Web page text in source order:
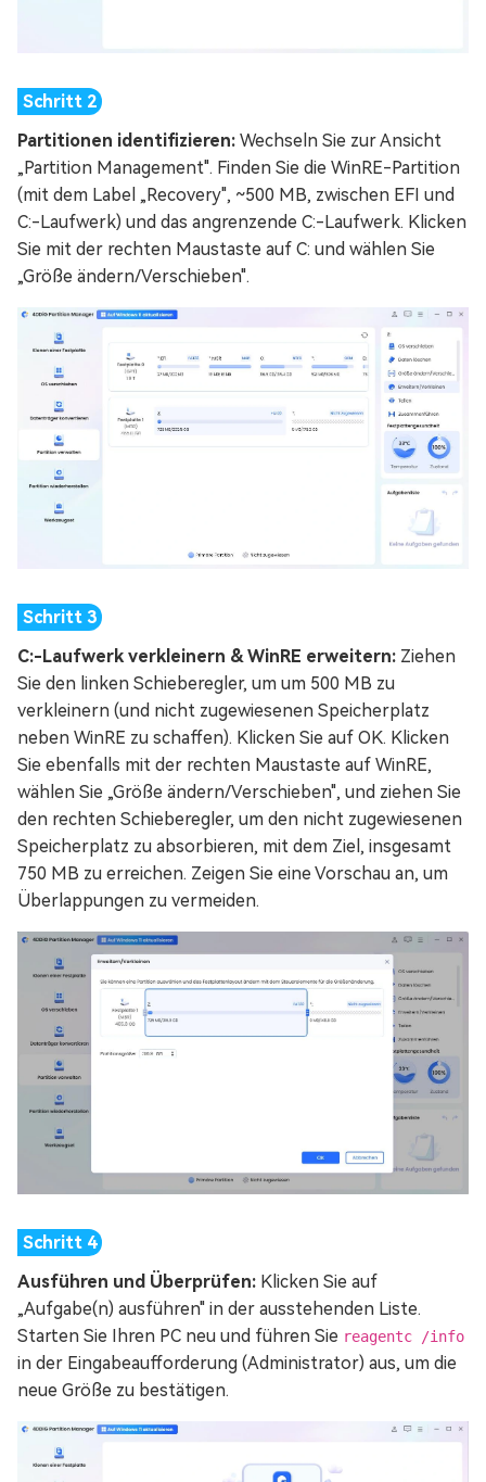
Partitionen identifizieren: Wechseln Sie zur Ansicht
„Partition Management". Finden Sie die WinRE-Partition
(mit dem Label „Recovery", ~500 MB, zwischen EFI und
C:-Laufwerk) und das angrenzende C:-Laufwerk. Klicken
Sie mit der rechten Maustaste auf C: und wählen Sie
„Größe ändern/Verschieben".
C:-Laufwerk verkleinern & WinRE erweitern: Ziehen
Sie den linken Schieberegler, um um 500 MB zu
verkleinern (und nicht zugewiesenen Speicherplatz
neben WinRE zu schaffen). Klicken Sie auf OK. Klicken
Sie ebenfalls mit der rechten Maustaste auf WinRE,
wählen Sie „Größe ändern/Verschieben", und ziehen Sie
den rechten Schieberegler, um den nicht zugewiesenen
Speicherplatz zu absorbieren, mit dem Ziel, insgesamt
750 MB zu erreichen. Zeigen Sie eine Vorschau an, um
Überlappungen zu vermeiden.
Ausführen und Überprüfen: Klicken Sie auf
„Aufgabe(n) ausführen" in der ausstehenden Liste.
Starten Sie Ihren PC neu und führen Sie reagentc /info
in der Eingabeaufforderung (Administrator) aus, um die
neue Größe zu bestätigen.